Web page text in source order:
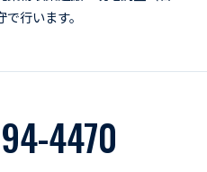
行います。
4470